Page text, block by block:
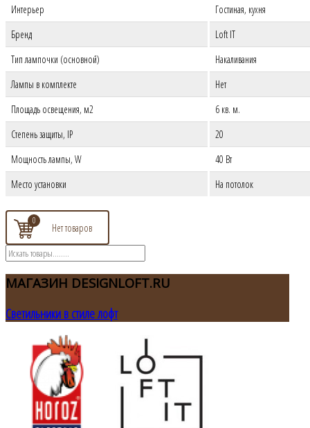
Интерьер
Гостиная, кухня
Бренд
Loft IT
Тип лампочки (основной)
Накаливания
Лампы в комплекте
Нет
Площадь освещения, м2
6 кв. м.
Степень защиты, IP
20
Мощность лампы, W
40 Вт
Место установки
На потолок
0
МАГАЗИН DESIGNLOFT.RU
Светильники в стиле лофт